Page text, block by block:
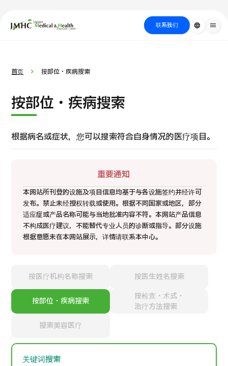
日本医疗健康雅旅中心（JMHC） 联系我们 language menu
关于日本医疗
按部位・疾
按检查・术式・
TOP
国际 第二医疗意见（湘南镰仓综合医院）
治療 治療
首页 按部位・疾病搜索
按部位・疾病搜索
根据病名或症状，您可以搜索符合自身情况的医疗项目。
重要通知
本网站所刊登的设施及项目信息均基于与各设施签约并经许可
发布。禁止未经授权转载或使用。 根据不同国家或地区，部分
适应症或产品名称可能与当地批准内容不符。 本网站产品信息
不构成医疗建议，不能替代专业人员的诊断或指导。 部分设施
根据意愿未在本网站展示，详情请联系本中心。
按医疗机构名称搜索 按医生姓名搜索
按部位・疾病搜索
按检查・术式・
治疗方法搜索
搜索美容医疗
关键词搜索